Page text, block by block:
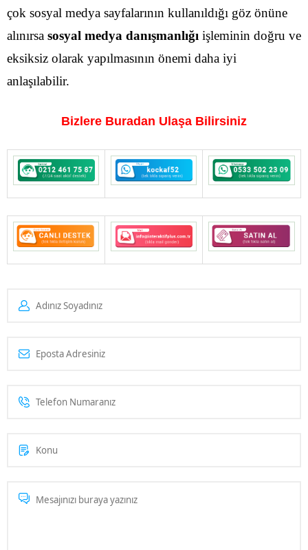
çok sosyal medya sayfalarının kullanıldığı göz önüne
alınırsa sosyal medya danışmanlığı işleminin doğru ve
eksiksiz olarak yapılmasının önemi daha iyi
anlaşılabilir.
Bizlere Buradan Ulaşa Bilirsiniz